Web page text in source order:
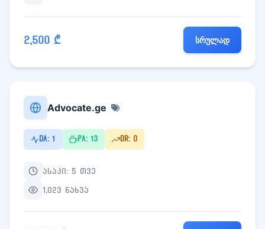
2,500 ₾ სრულად
Advocate.ge
DA: 1 PA: 13 DR: 0
ასაკი: 5 თვე
1,023 ნახვა